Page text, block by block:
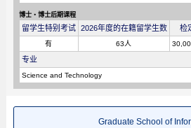
博士・博士后期课程
留学生特别考试 2026年度的在籍留学生数 检
有 63人
专业
Science and Technology
Graduate School of